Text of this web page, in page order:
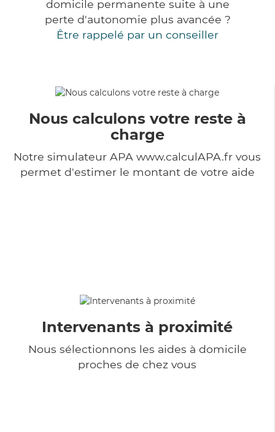
domicile permanente suite à une
perte d'autonomie plus avancée ?
Être rappelé par un conseiller
Nous calculons votre reste à
charge
Notre simulateur APA www.calculAPA.fr vous
permet d'estimer le montant de votre aide
Intervenants à proximité
Nous sélectionnons les aides à domicile
proches de chez vous